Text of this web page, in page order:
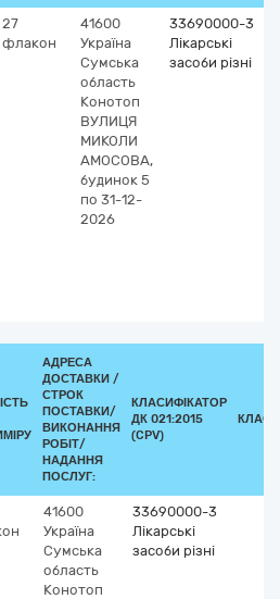
27
флакон
41600
Україна
Сумська
область
Конотоп
ВУЛИЦЯ
МИКОЛИ
АМОСОВА,
будинок 5
по 31-12-
2026
33690000-3
Лікарські
засоби різні
АДРЕСА
ДОСТАВКИ /
СТРОК
ПОСТАВКИ/
ВИКОНАННЯ
РОБІТ/
НАДАННЯ
ПОСЛУГ:
КЛАСИФІКАТОР
ДК 021:2015
(CPV)
41600
Україна
Сумська
область
Конотоп
33690000-3
Лікарські
засоби різні